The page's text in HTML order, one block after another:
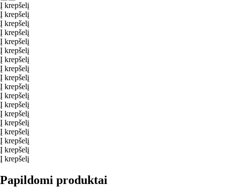
Į krepšelį
Į krepšelį
Į krepšelį
Į krepšelį
Į krepšelį
Į krepšelį
Į krepšelį
Į krepšelį
Į krepšelį
Į krepšelį
Į krepšelį
Į krepšelį
Į krepšelį
Į krepšelį
Į krepšelį
Į krepšelį
Į krepšelį
Į krepšelį
Papildomi produktai